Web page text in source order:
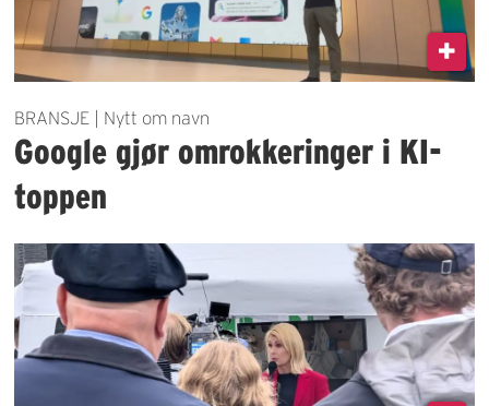
BRANSJE | Nytt om navn
Google gjør omrokkeringer i KI-
toppen